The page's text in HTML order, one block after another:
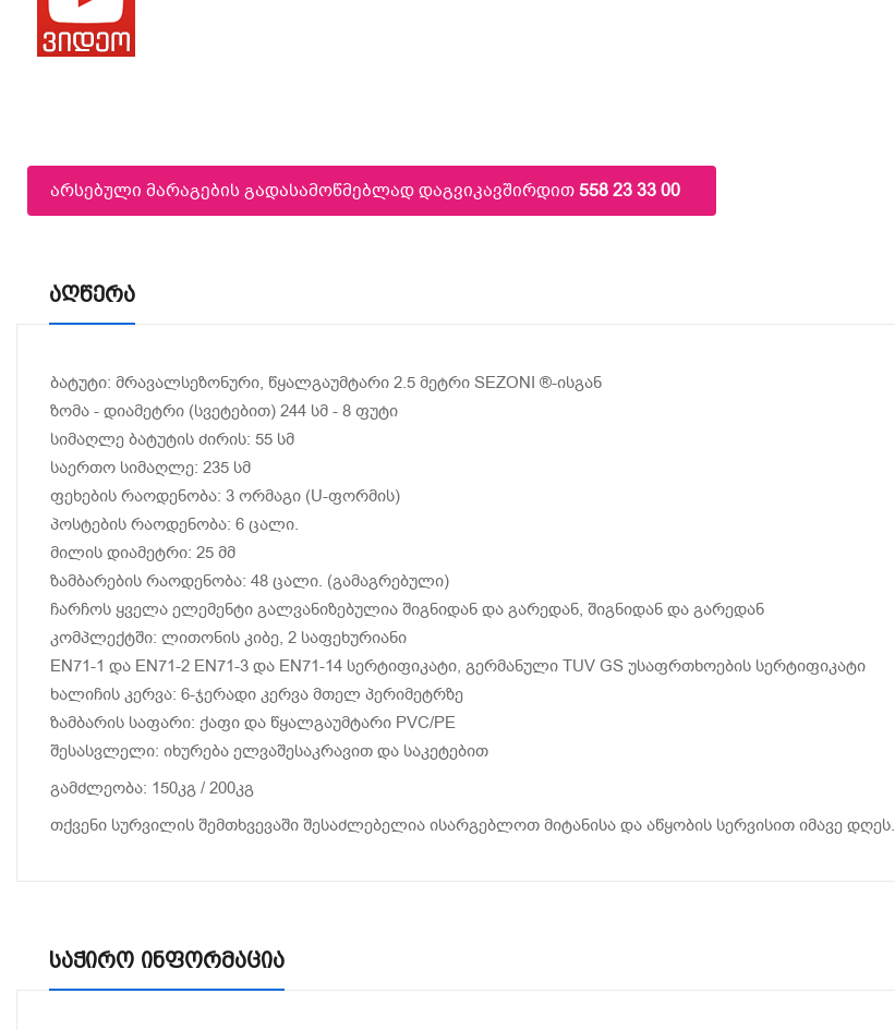
არსებული მარაგების გადასამოწმებლად დაგვიკავშირდით558 23 33 00
Აღწერა
ბატუტი: მრავალსეზონური, წყალგაუმტარი 2.5 მეტრი SEZONI ®️-ისგან
ზომა - დიამეტრი (სვეტებით) 244 სმ - 8 ფუტი
სიმაღლე ბატუტის ძირის: 55 სმ
საერთო სიმაღლე: 235 სმ
ფეხების რაოდენობა: 3 ორმაგი (U-ფორმის)
პოსტების რაოდენობა: 6 ცალი.
მილის დიამეტრი: 25 მმ
ზამბარების რაოდენობა: 48 ცალი. (გამაგრებული)
ჩარჩოს ყველა ელემენტი გალვანიზებულია შიგნიდან და გარედან, შიგნიდან და გარედან
კომპლექტში: ლითონის კიბე, 2 საფეხურიანი
EN71-1 და EN71-2 EN71-3 და EN71-14 სერტიფიკატი, გერმანული TUV GS უსაფრთხოების სერტიფიკატი
ხალიჩის კერვა: 6-ჯერადი კერვა მთელ პერიმეტრზე
ზამბარის საფარი: ქაფი და წყალგაუმტარი PVC/PE
შესასვლელი: იხურება ელვაშესაკრავით და საკეტებით
გამძლეობა: 150კგ / 200კგ
თქვენი სურვილის შემთხვევაში შესაძლებელია ისარგებლოთ მიტანისა და აწყობის სერვისით იმავე დღეს.
Საჭირო Ინფორმაცია